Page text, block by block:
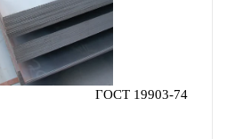
ГОСТ 19903-74